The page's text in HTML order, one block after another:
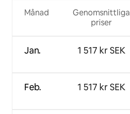
Månad
Jan.
Feb.
Genomsnittliga
priser
1 517 kr SEK
1 517 kr SEK